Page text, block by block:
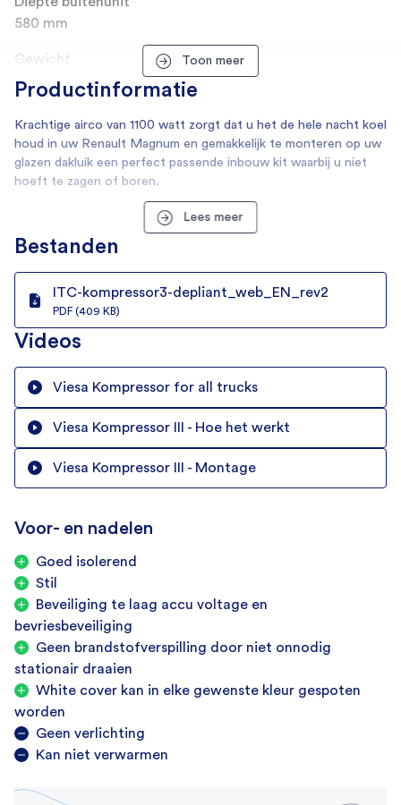
580 mm
Gewicht
14 kg
SKU
2941
Merk
Verbruik
12V via omvormer, 24V standaard
Verbruik (kWh/24h)
12.3 Ah
Eigenschappen
Binnenverlichting
Koeling
Compressor
Koelmiddel
R134a
Koelvermogen
1100 Watt
Algemeen
Voertuigtype
Vrachtwagens
2 jaar
Toon meer
Productinformatie
Krachtige airco van 1100 watt zorgt dat u het de hele nacht koel
houd in uw Renault Magnum en gemakkelijk te monteren op uw
glazen dakluik een perfect passende inbouw kit waarbij u niet
hoeft te zagen of boren.
Lees meer
Bestanden
ITC-kompressor3-depliant_web_EN_rev2
PDF (409 KB)
Videos
Viesa Kompressor for all trucks
Viesa Kompressor III - Hoe het werkt
Viesa Kompressor III - Montage
Voor- en nadelen
Goed isolerend
Stil
Beveiliging te laag accu voltage en
bevriesbeveiliging
Geen brandstofverspilling door niet onnodig
stationair draaien
White cover kan in elke gewenste kleur gespoten
worden
Geen verlichting
Kan niet verwarmen